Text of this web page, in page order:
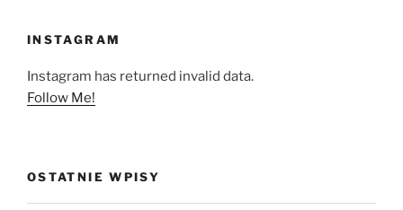
INSTAGRAM
Instagram has returned invalid data.
Follow Me!
OSTATNIE WPISY